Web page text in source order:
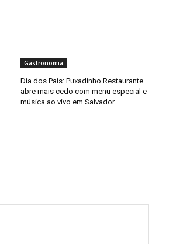
Gastronomia
Dia dos Pais: Puxadinho Restaurante
abre mais cedo com menu especial e
música ao vivo em Salvador